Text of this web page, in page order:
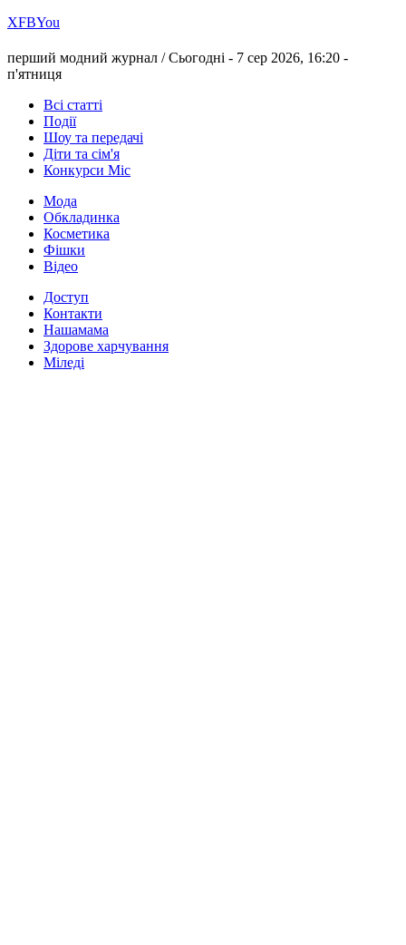
ХFBYou
перший модний журнал /Сьогодні - 7 сер 2026, 16:20 -
п'ятниця
Всі статті
Події
Шоу та передачі
Діти та сім'я
Конкурси Міс
Мода
Обкладинка
Косметика
Фішки
Відео
Доступ
Контакти
Нашамама
Здорове харчування
Міледі